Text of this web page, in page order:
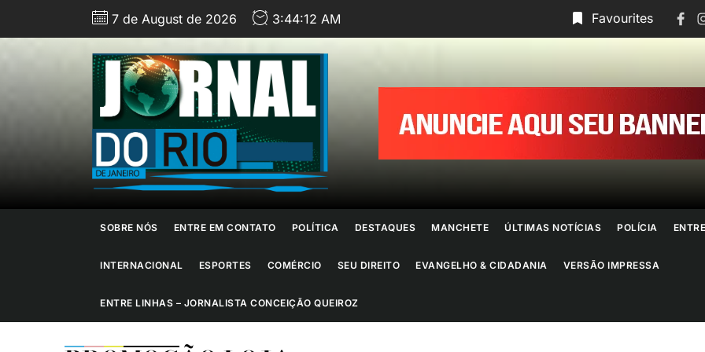
7 de August de 2026 3:44:13 AM Favourites
Jornal
do
Rio
de
Janeiro
SOBRE NÓS ENTRE EM CONTATO POLÍTICA DESTAQUES MANCHETE ÚLTIMAS NOTÍCIAS POLÍCIA
INTERNACIONAL ESPORTES COMÉRCIO SEU DIREITO EVANGELHO & CIDADANIA VERSÃO IMPRESSA
ENTRE LINHAS – JORNALISTA CONCEIÇÃO QUEIROZ